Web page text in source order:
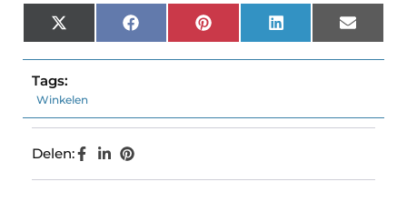
X
(Twitter)
FacebookPinterest LinkedIn Email
Tags:
Winkelen
Delen: